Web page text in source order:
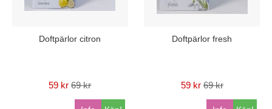
Doftpärlor citron
59 kr 69 kr
Doftpärlor fresh
59 kr 69 kr